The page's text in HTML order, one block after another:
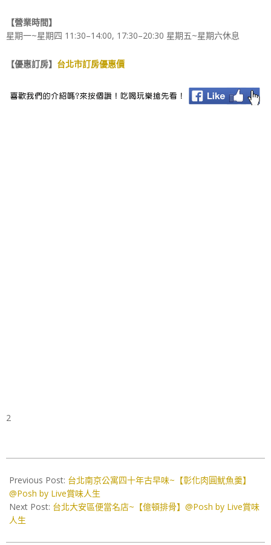
【營業時間】
星期一~星期四 11:30–14:00, 17:30–20:30 星期五~星期六休息
【優惠訂房】 台北市訂房優惠價
2
03-
21
Previous Post: 台北南京公寓四十年古早味~【彰化肉圓魷魚羹】
@Posh by Live賞味人生
Next Post: 台北大安區便當名店~【億頓排骨】@Posh by Live賞味
人生